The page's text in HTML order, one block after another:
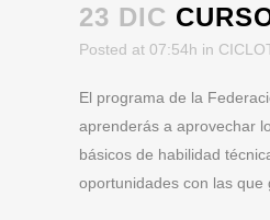
23 DIC
Posted at 07:54h in
El programa de la
aprenderás a aprovechar
básicos de habilidad
oportunidades con las que